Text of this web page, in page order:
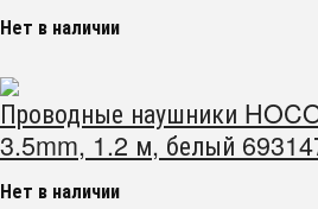
Нет в наличии
Проводные наушники
3.5mm, 1.2 м, белый
Нет в наличии